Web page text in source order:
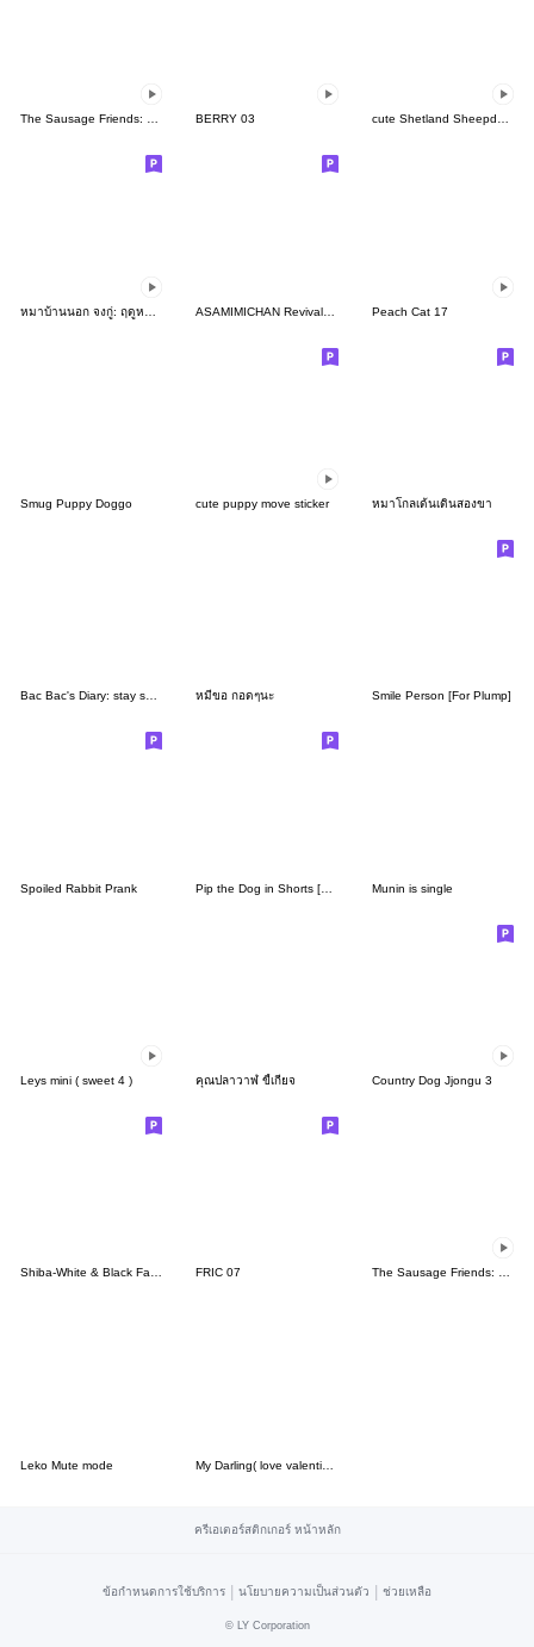
The Sausage Friends: Party Time BERRY 03 cute Shetland Sheepdog move Sticker
Peach Cat 17
Smug Puppy Doggo cute puppy move sticker หมาโกลเด้นเดินสองขา
Bac Bac's Diary: stay safe everyone หมีขอ กอดๆนะ Smile Person [For Plump]
Spoiled Rabbit Prank Munin is single
Leys mini ( sweet 4 ) คุณปลาวาฬ ขี้เกียจ Country Dog Jjongu 3
Shiba-White & Black Family Stickers [EN] FRIC 07 The Sausage Friends: Office Life
Leko Mute mode
ครีเอเตอร์สติกเกอร์ หน้าหลัก
ข้อกำหนดการใช้บริการ | นโยบายความเป็นส่วนตัว | ช่วยเหลือ
© LY Corporation